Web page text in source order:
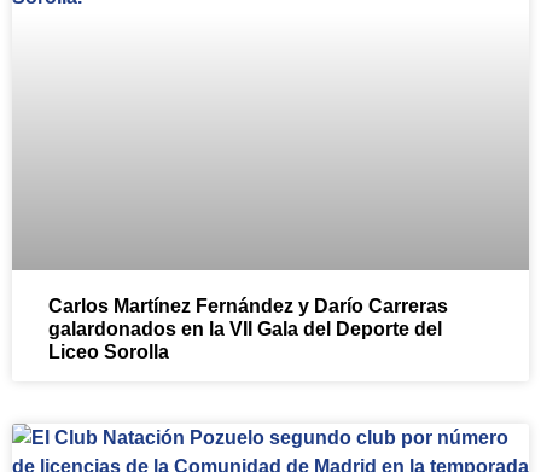
Carlos Martínez Fernández y Darío Carreras
galardonados en la VII Gala del Deporte del
Liceo Sorolla